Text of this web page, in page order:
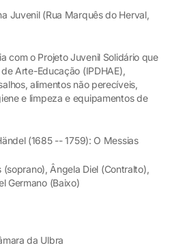
Juvenil (Rua Marquês do Herval,
com o Projeto Juvenil Solidário que
Arte-Educação (IPDHAE),
alimentos não perecíveis,
e limpeza e equipamentos de
(1685 -- 1759): O Messias
(soprano), Ângela Diel (Contralto),
Germano (Baixo)
da Ulbra